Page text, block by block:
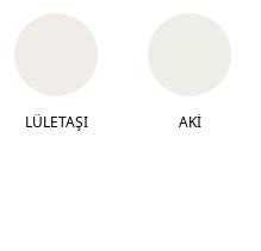
LÜLETAŞI AKİ